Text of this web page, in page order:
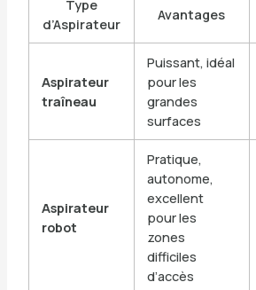
Type
d’Aspirateur
Avantages
Aspirateur
traîneau
Puissant, idéal
pour les
grandes
surfaces
Aspirateur
robot
Pratique,
autonome,
excellent
pour les
zones
difficiles
d’accès